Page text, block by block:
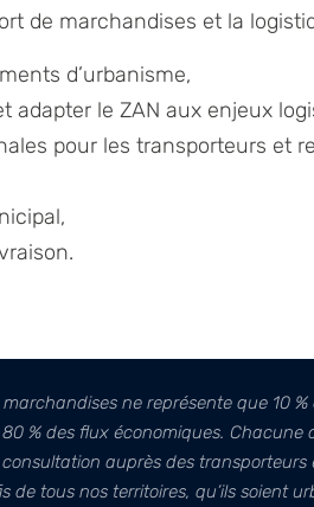
de marchandises et la
d’urbanisme,
adapter le ZAN aux enjeux
pour les transporteurs et
ne représente que 10
% des flux économiques. Chacune
consultation auprès des
de tous nos territoires, qu’ils soient